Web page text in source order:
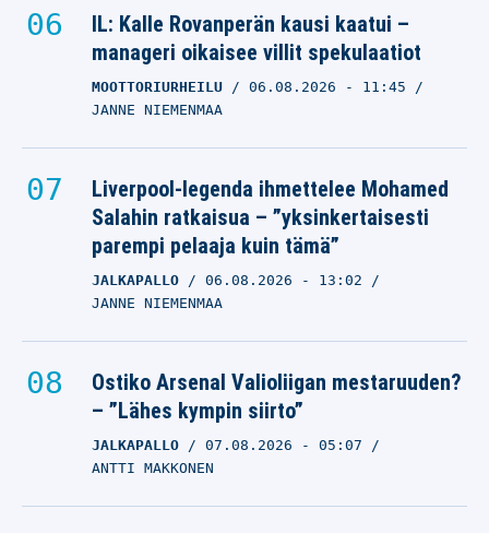
IL: Kalle Rovanperän kausi kaatui –
manageri oikaisee villit spekulaatiot
MOOTTORIURHEILU 06.08.2026 - 11:45
JANNE NIEMENMAA
Liverpool-legenda ihmettelee Mohamed
Salahin ratkaisua – ”yksinkertaisesti
parempi pelaaja kuin tämä”
JALKAPALLO 06.08.2026 - 13:02
JANNE NIEMENMAA
Ostiko Arsenal Valioliigan mestaruuden?
– ”Lähes kympin siirto”
JALKAPALLO 07.08.2026 - 05:07
ANTTI MAKKONEN